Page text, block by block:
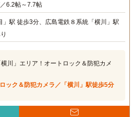
6.2帖～7.7帖
」駅 徒歩3分、広島電鉄８系統「横川」駅
川」エリア！オートロック＆防犯カメ
ック＆防犯カメラ／「横川」駅徒歩5分